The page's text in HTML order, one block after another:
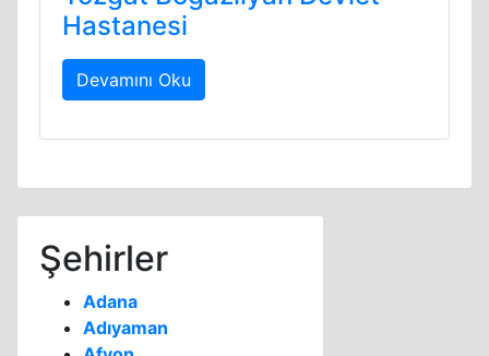
Hastanesi
Devamını Oku
Şehirler
Adana
Adıyaman